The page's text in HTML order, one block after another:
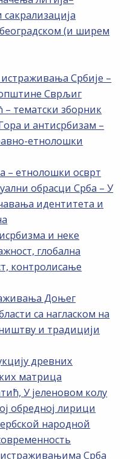
(и ширем
Србије –
Сврљиг
тематски зборник
и антисрбизам –
етнолошки
– етнолошки осврт
обрасци Срба – У
идентитета и
и неке
глобална
контролисање
Доњег
са нагласком на
и традицији
древних
матрица
У јеленовом колу
обредној лирици
народной
Срба